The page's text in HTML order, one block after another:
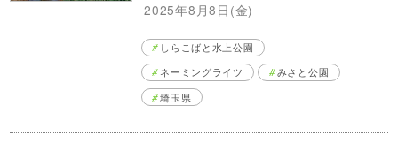
2025年8月8日(金)
しらこばと水上公園
ネーミングライツ
みさと公園
埼玉県